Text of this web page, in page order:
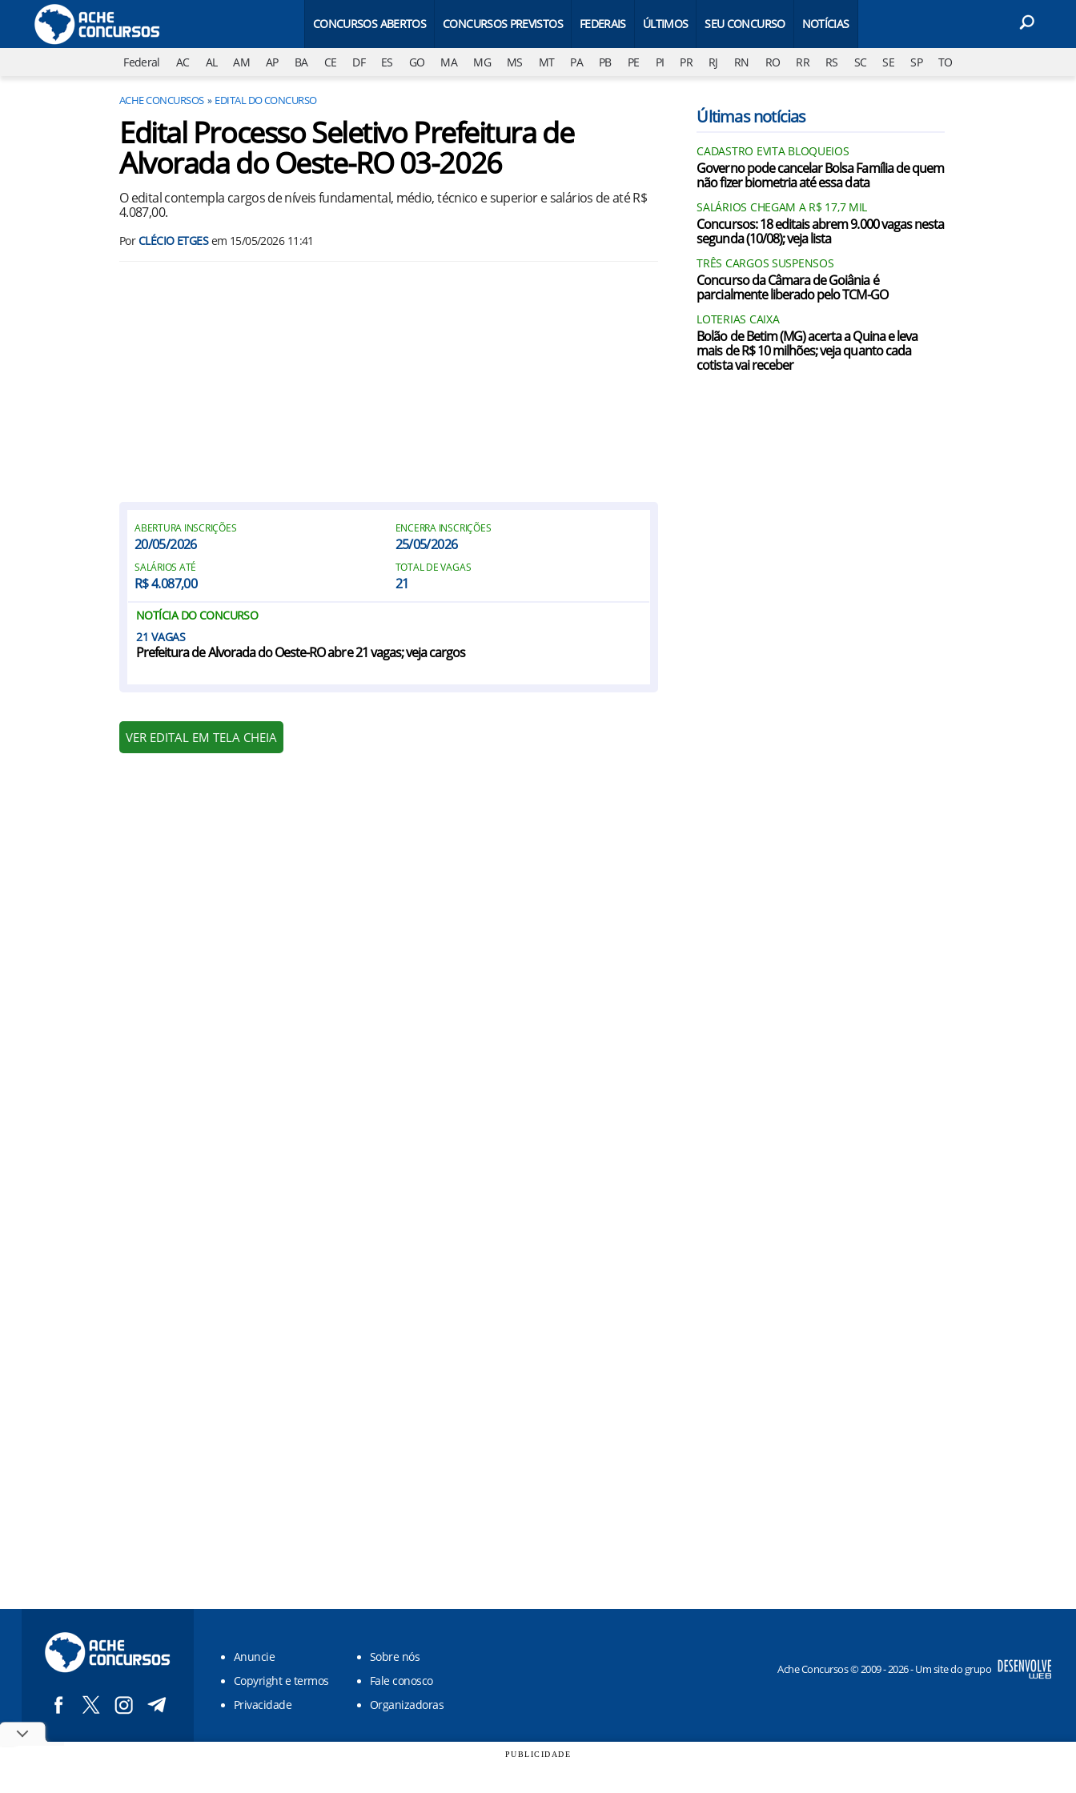
CONCURSOS ABERTOS CONCURSOS PREVISTOS FEDERAIS ÚLTIMOS SEU CONCURSO NOTÍCIAS
Federal AC AL AM AP BA CE DF ES GO MA MG MS MT PA PB PE PI PR RJ RN RO RR RS SC SE SP TO
ACHE CONCURSOS EDITAL DO CONCURSO
Edital Processo Seletivo Prefeitura de
Alvorada do Oeste-RO 03-2026
O edital contempla cargos de níveis fundamental, médio, técnico e superior e salários de até R$
4.087,00.
PorCLÉCIO ETGESem 15/05/2026 11:41
ABERTURA INSCRIÇÕES
20/05/2026
ENCERRA INSCRIÇÕES
25/05/2026
SALÁRIOS ATÉ
R$ 4.087,00
TOTAL DE VAGAS
21
NOTÍCIA DO CONCURSO
21
Prefeitura de Alvorada do Oeste-RO abre 21 vagas; veja cargos
VER EDITAL EM TELA CHEIA
Últimas notícias
CADASTRO EVITA BLOQUEIOS
Governo pode cancelar Bolsa Família de quem
não fizer biometria até essa data
SALÁRIOS CHEGAM A R$ 17,7 MIL
Concursos: 18 editais abrem 9.000 vagas nesta
segunda (10/08); veja lista
TRÊS CARGOS SUSPENSOS
Concurso da Câmara de Goiânia é
parcialmente liberado pelo TCM-GO
LOTERIAS CAIXA
Bolão de Betim (MG) acerta a Quina e leva
mais de R$ 10 milhões; veja quanto cada
cotista vai receber
Anuncie
Sobre nós
Copyright e termos
Fale conosco
Privacidade
Organizadoras
Ache Concursos © 2009 - 2026 - Um site do grupo
PUBLICIDADE